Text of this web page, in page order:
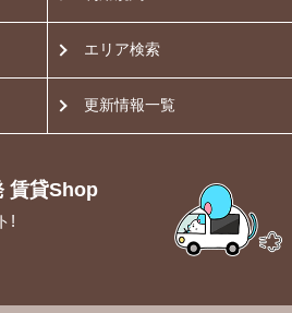
エリア検索
更新情報一覧
賃貸Shop
!